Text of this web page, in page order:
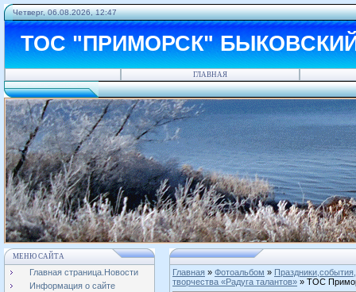
Четверг, 06.08.2026, 12:47
ТОС "ПРИМОРСК"
ГЛАВНАЯ
МЕНЮ САЙТА
Главная страница.Новости
Информация о сайте
Главная » Фотоальбом »
творчества «Радуга талантов» » ТОС